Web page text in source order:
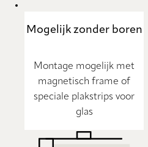
Mogelijk zonder boren
Montage mogelijk met
magnetisch frame of
speciale plakstrips voor
glas